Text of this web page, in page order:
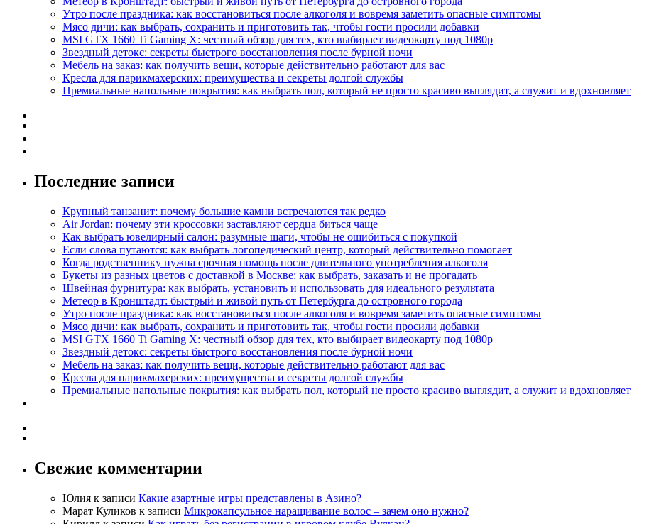
Утро после праздника: как восстановиться после алкоголя и вовремя заметить опасные симптомы
Мясо дичи: как выбрать, сохранить и приготовить так, чтобы гости просили добавки
MSI GTX 1660 Ti Gaming X: честный обзор для тех, кто выбирает видеокарту под 1080p
Звездный детокс: секреты быстрого восстановления после бурной ночи
Мебель на заказ: как получить вещи, которые действительно работают для вас
Кресла для парикмахерских: преимущества и секреты долгой службы
Премиальные напольные покрытия: как выбрать пол, который не просто красиво выглядит, а служит и вдохновляет
Последние записи
Крупный танзанит: почему большие камни встречаются так редко
Air Jordan: почему эти кроссовки заставляют сердца биться чаще
Как выбрать ювелирный салон: разумные шаги, чтобы не ошибиться с покупкой
Если слова путаются: как выбрать логопедический центр, который действительно помогает
Когда родственнику нужна срочная помощь после длительного употребления алкоголя
Букеты из разных цветов с доставкой в Москве: как выбрать, заказать и не прогадать
Швейная фурнитура: как выбрать, установить и использовать для идеального результата
Метеор в Кронштадт: быстрый и живой путь от Петербурга до островного города
Утро после праздника: как восстановиться после алкоголя и вовремя заметить опасные симптомы
Мясо дичи: как выбрать, сохранить и приготовить так, чтобы гости просили добавки
MSI GTX 1660 Ti Gaming X: честный обзор для тех, кто выбирает видеокарту под 1080p
Звездный детокс: секреты быстрого восстановления после бурной ночи
Мебель на заказ: как получить вещи, которые действительно работают для вас
Кресла для парикмахерских: преимущества и секреты долгой службы
Премиальные напольные покрытия: как выбрать пол, который не просто красиво выглядит, а служит и вдохновляет
Свежие комментарии
Юлия к записи Какие азартные игры представлены в Азино?
Марат Куликов к записи Микрокапсульное наращивание волос – зачем оно нужно?